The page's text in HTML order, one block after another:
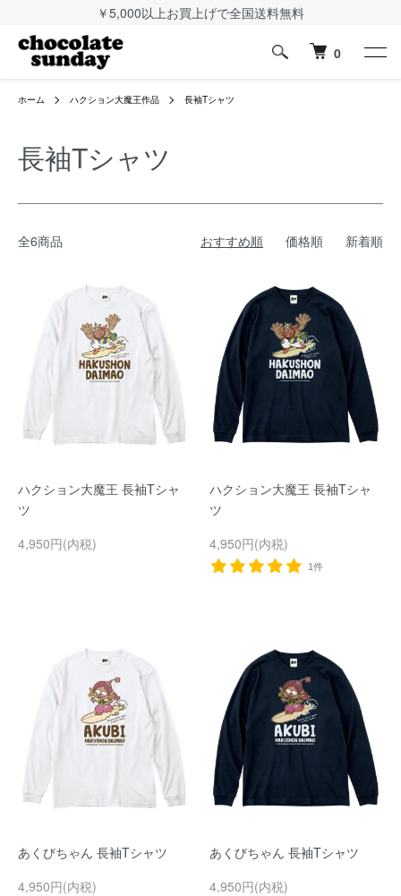
￥5,000以上お買上げで全国送料無料
0
ホーム ハクション大魔王作品 長袖Tシャツ
長袖Tシャツ
全6商品 おすすめ順 価格順 新着順
ハクション大魔王 長袖Tシャ
ツ
4,950円(内税)
ハクション大魔王 長袖Tシャ
ツ
4,950円(内税)
1件
あくびちゃん 長袖Tシャツ
4,950円(内税)
あくびちゃん 長袖Tシャツ
4,950円(内税)